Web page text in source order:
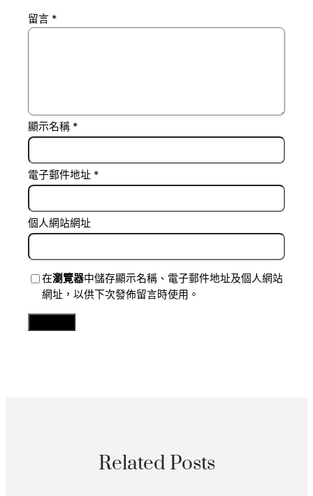
留言 *
顯示名稱 *
電子郵件地址 *
個人網站網址
在瀏覽器中儲存顯示名稱、電子郵件地址及個人網站
網址，以供下次發佈留言時使用。
Related Posts